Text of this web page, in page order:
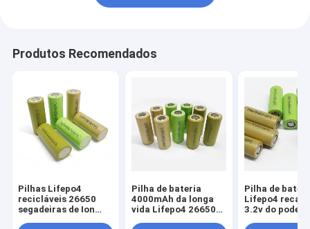
Produtos Recomendados
Pilhas Lifepo4
recicláveis 26650
segadeiras de Ion
Pilha de bateria
4000mAh da longa
vida Lifepo4 26650
Pilha de
Lifepo4
3.2v do poder